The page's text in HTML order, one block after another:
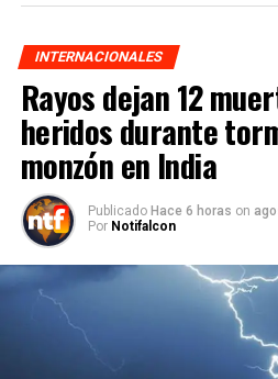
INTERNACIONALES
Rayos dejan 12
heridos durante
monzón en India
Publicado Hace 6 horas on
Por Notifalcon